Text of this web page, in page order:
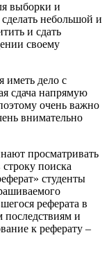
выборки и
небольшой и
и сдать
своему
иметь дело с
сдача напрямую
очень важно
внимательно
просматривать
поиска
студенты
реферата в
последствиям и
к реферату –